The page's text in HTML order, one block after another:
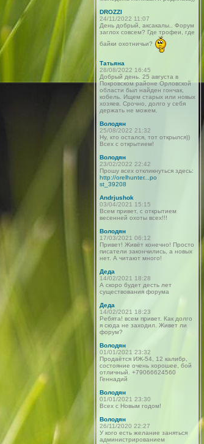
DROZZI
24/11/2022 11:07
День добрый, аксакалы.. Форум
заглох совсем? Где трофеи, где
байки охотничьи?
Татьяна
28/08/2022 16:45
Добрый день. 25 августа в
Покровском районе Орловской
области был найден гончак,
кобель. Ищем старых или новых
хозяев. Срочно, долго у себя
держать не можем.
Володян
25/08/2022 21:32
Ну, кто остался, тот открылся))
Всех с открытием!
Володян
23/02/2022 22:42
Прошу всех откликнуться здесь:
http://orelhunter...po
st_39208
Andrjushok
03/04/2021 15:15
Всем привет, с открытием
весенней охоты всех!!!
Володян
17/03/2021 06:12
Привет! Живёт конечно! Просто
писатели закончились, а новых
нет. А читают много!
Деда
14/02/2021 18:28
А скоро будет десть лет
существования форума
Деда
14/02/2021 18:23
Ребята! всем привет. Как долго
я сюда не заходил. Живет ли
форум?
Володян
01/01/2021 23:32
Продаётся ИЖ-54, 12 калибр,
состояние очень хорошее, бой
отличный. +79066624560
Геннадий
Володян
01/01/2021 23:30
Всех с Новым годом!
Володян
26/11/2020 22:27
У кого есть желание заняться
администрированием